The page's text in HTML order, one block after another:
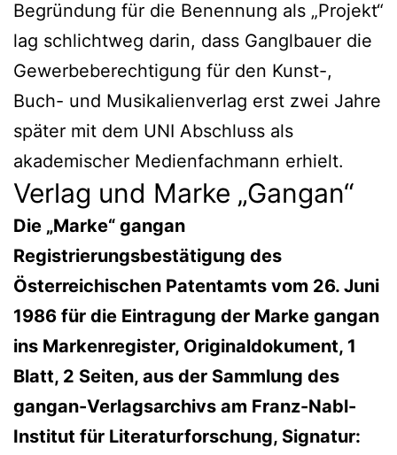
Begründung für die Benennung als „Projekt“
lag schlichtweg darin, dass Ganglbauer die
Gewerbeberechtigung für den Kunst-,
Buch- und Musikalienverlag erst zwei Jahre
später mit dem UNI Abschluss als
akademischer Medienfachmann erhielt.
Verlag und Marke „Gangan“
Die „Marke“ gangan
Registrierungsbestätigung des
Österreichischen Patentamts vom 26. Juni
1986 für die Eintragung der Marke gangan
ins Markenregister, Originaldokument, 1
Blatt, 2 Seiten, aus der Sammlung des
gangan-Verlagsarchivs am Franz-Nabl-
Institut für Literaturforschung, Signatur: